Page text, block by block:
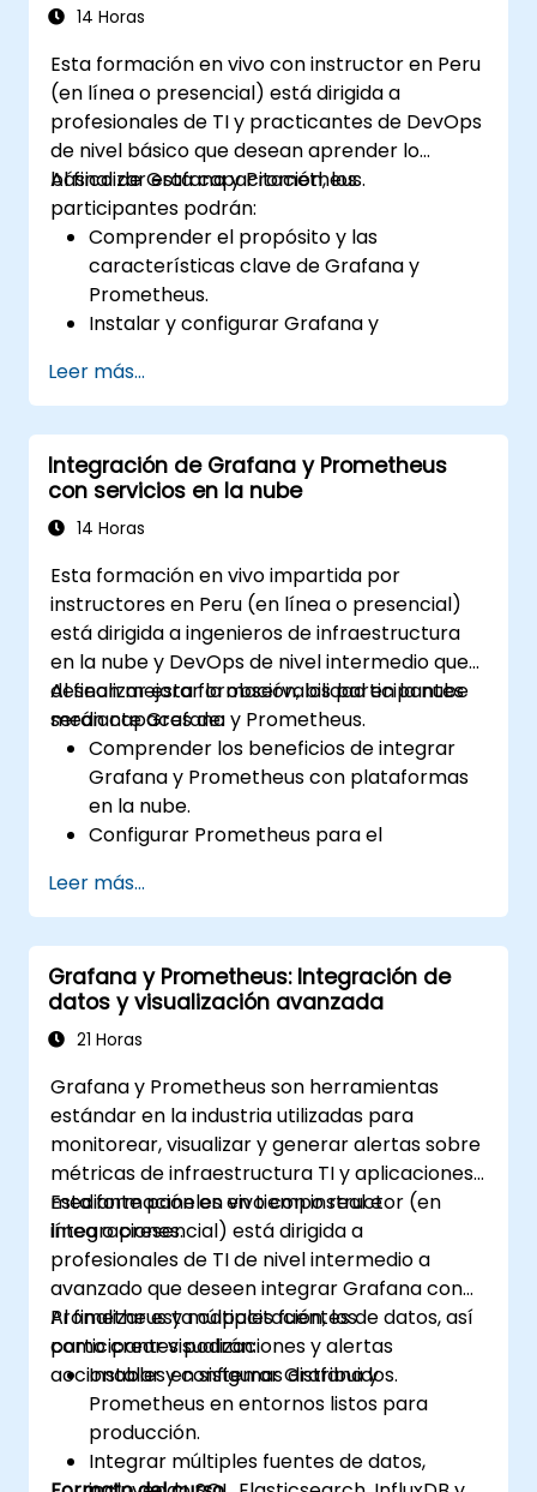
reaccionen a la entrada del usuario y a los
14 Horas
Esta formación en vivo con instructor en Peru
(en línea o presencial) está dirigida a
profesionales de TI y practicantes de DevOps
de nivel básico que desean aprender lo
básico de Grafana y Prometheus.
Al finalizar esta capacitación, los
participantes podrán:
Comprender el propósito y las
características clave de Grafana y
Prometheus.
Instalar y configurar Grafana y
Configurar fuentes de datos básicas y
paneles en Grafana.
Monitorear métricas del sistema y
visualizar datos usando Prometheus.
Leer más...
Integración de Grafana y Prometheus
con servicios en la nube
14 Horas
Esta formación en vivo impartida por
instructores en Peru (en línea o presencial)
está dirigida a ingenieros de infraestructura
en la nube y DevOps de nivel intermedio que
desean mejorar la observabilidad en la nube
mediante Grafana y Prometheus.
Al finalizar esta formación, los participantes
serán capaces de:
Comprender los beneficios de integrar
Grafana y Prometheus con plataformas
en la nube.
Configurar Prometheus para el
nube.
Configurar Grafana para visualizar
métricas de servicios en la nube.
Aprovechar herramientas e
integraciones nativas de la nube para
garantizar la escalabilidad del monitoreo.
Leer más...
Grafana y Prometheus: Integración de
datos y visualización avanzada
21 Horas
Grafana y Prometheus son herramientas
estándar en la industria utilizadas para
monitorear, visualizar y generar alertas sobre
métricas de infraestructura TI y aplicaciones
mediante paneles en tiempo real e
integraciones.
Esta formación en vivo con instructor (en
línea o presencial) está dirigida a
profesionales de TI de nivel intermedio a
avanzado que deseen integrar Grafana con
Prometheus y múltiples fuentes de datos, así
como crear visualizaciones y alertas
accionables en sistemas distribuidos.
Al finalizar esta capacitación, los
participantes podrán:
Instalar y configurar Grafana y
Prometheus en entornos listos para
producción.
Integrar múltiples fuentes de datos,